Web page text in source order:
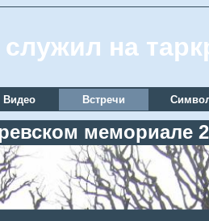
на
Видео Встречи
мемориале